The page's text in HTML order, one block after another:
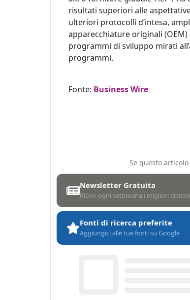
risultati superiori alle
ulteriori protocolli d’intesa,
apparecchiature originali
programmi di sviluppo mirati
programmi.
Fonte: Business Wire
Se questo
Newsletter Gratuita
Ricevi ogni settimana i migliori articoli
Fonti di ricerca preferite
Aggiungici alle tue fonti su Google